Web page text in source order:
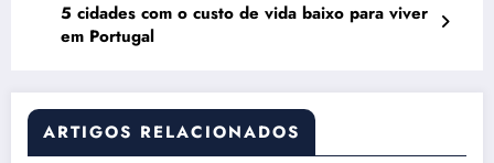
5 cidades com o custo de vida baixo para viver
em Portugal
ARTIGOS RELACIONADOS